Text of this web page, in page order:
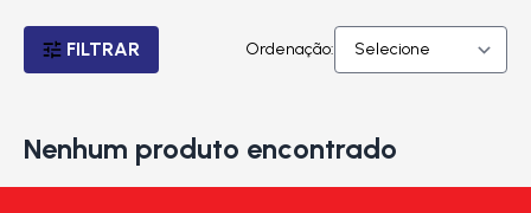
FILTRAR Ordenação:
Nenhum produto encontrado